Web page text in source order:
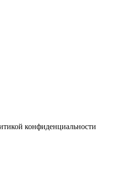
конфиденциальности